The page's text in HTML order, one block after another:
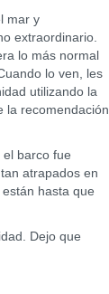
mar y
extraordinario.
lo más normal
lo ven, les
utilizando la
la recomendación
barco fue
atrapados en
hasta que
Dejo que